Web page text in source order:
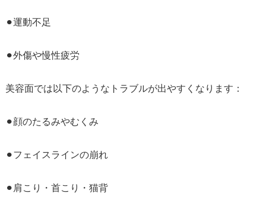
⚫︎運動不足
⚫︎外傷や慢性疲労
美容面では以下のようなトラブルが出やすくなります：
⚫︎顔のたるみやむくみ
⚫︎フェイスラインの崩れ
⚫︎肩こり・首こり・猫背